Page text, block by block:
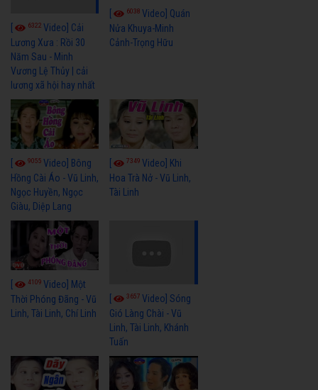
6322 Video] Cải
Lương Xưa : Rồi 30
Năm Sau - Minh
Vương Lệ Thủy | cải
lương xã hội hay nhất
6038Video] Quán
Nửa Khuya-Minh
Cảnh-Trọng Hữu
9055 Video] Bông
Hồng Cài Áo - Vũ Linh,
Ngọc Huyền, Ngọc
Giàu, Diệp Lang
7349Video] Khi
Hoa Trà Nở - Vũ Linh,
Tài Linh
4109 Video] Một
Thời Phóng Đãng - Vũ
Linh, Tài Linh, Chí Linh
3657Video] Sóng
Gió Làng Chài - Vũ
Linh, Tài Linh, Khánh
Tuấn